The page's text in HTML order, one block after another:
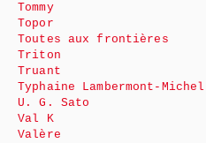
Tommy
Topor
Toutes aux frontières
Triton
Truant
Typhaine Lambermont-Michel
U. G. Sato
Val K
Valère